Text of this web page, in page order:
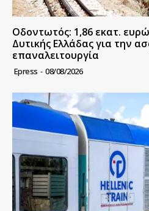
Οδοντωτός: 1,86 εκατ.
Δυτικής Ελλάδας για την
επαναλειτουργία
Epress - 08/08/2026